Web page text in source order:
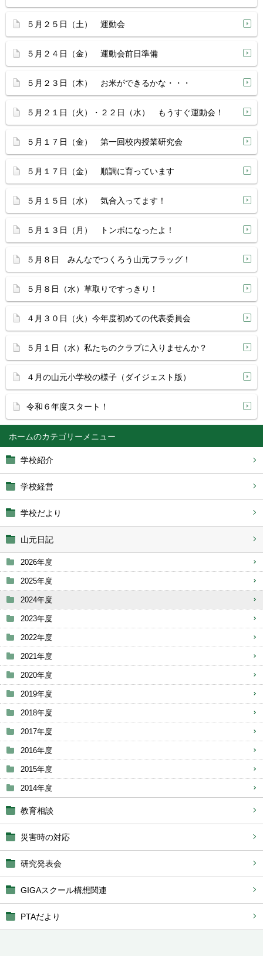
ホーム
学校紹介
学校経営
学校だより
山元日記
2026年度
2025年度
2024年度
2023年度
2022年度
2021年度
2020年度
2019年度
2018年度
2017年度
2016年度
2015年度
2014年度
教育相談
災害時の対応
研究発表会
GIGAスクール構想関連
PTAだより
５月２５日（土） 運動会
５月２４日（金） 運動会前日準備
５月２３日（木） お米ができるかな・・・
５月２１日（火）・２２日（水） もうすぐ運動会！
５月１７日（金） 第一回校内授業研究会
５月１７日（金） 順調に育っています
５月１５日（水） 気合入ってます！
５月１３日（月） トンボになったよ！
５月８日 みんなでつくろう山元フラッグ！
５月８日（水）草取りですっきり！
４月３０日（火）今年度初めての代表委員会
５月１日（水）私たちのクラブに入りませんか？
４月の山元小学校の様子（ダイジェスト版）
令和６年度スタート！